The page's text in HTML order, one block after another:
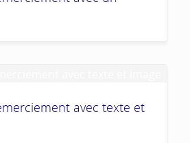
avec texte et